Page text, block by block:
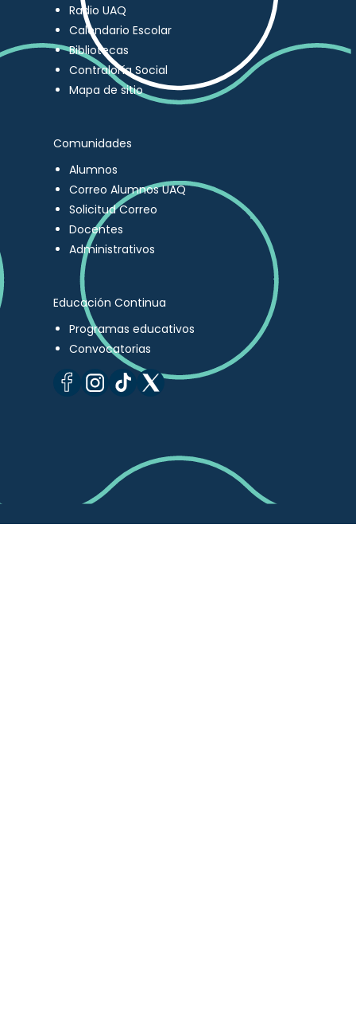
Radio UAQ
Calendario Escolar
Bibliotecas
Contraloría Social
Mapa de sitio
Comunidades
Alumnos
Correo Alumnos UAQ
Solicitud Correo
Docentes
Administrativos
Educación Continua
Programas educativos
Convocatorias